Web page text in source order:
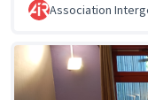
Association